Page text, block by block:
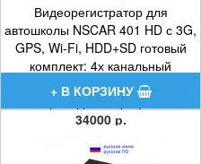
Видеорегистратор для
автошколы NSCAR 401 HD с 3G,
GPS, Wi-Fi, HDD+SD готовый
комплект: 4х канальный
регистратор HD, 4 камеры HD,
провода, микрофон
34000 р.